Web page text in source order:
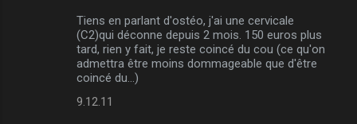
Tiens en parlant d'ostéo, j'ai une cervicale
(C2)qui déconne depuis 2 mois. 150 euros plus
tard, rien y fait, je reste coincé du cou (ce qu'on
admettra être moins dommageable que d'être
coincé du...)
9.12.11